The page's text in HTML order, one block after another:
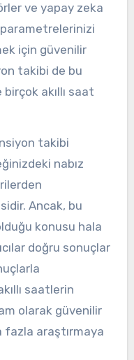
ve yapay zeka
için güvenilir
takibi de bu
akıllı saat
takibi
nabız
Ancak, bu
konusu hala
doğru sonuçlar
saatlerin
olarak güvenilir
fazla araştırmaya